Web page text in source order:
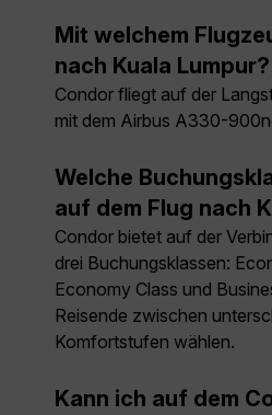
Mit welchem
nach Kuala Lumpur?
Condor fliegt auf der
mit dem Airbus A330-
Welche
auf dem Flug nach
Condor bietet auf der
drei Buchungsklassen:
Economy Class und
Reisende zwischen
Komfortstufen wählen.
Kann ich auf dem